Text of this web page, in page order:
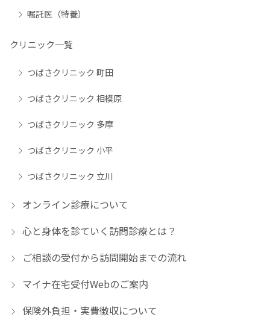
嘱託医（特養）
クリニック一覧
つばさクリニック 町田
つばさクリニック 相模原
つばさクリニック 多摩
つばさクリニック 小平
つばさクリニック 立川
オンライン診療について
心と身体を診ていく訪問診療とは？
ご相談の受付から訪問開始までの流れ
マイナ在宅受付Webのご案内
保険外負担・実費徴収について